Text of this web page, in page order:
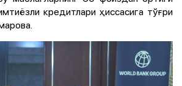
кредитлари ҳиссасига тўғри